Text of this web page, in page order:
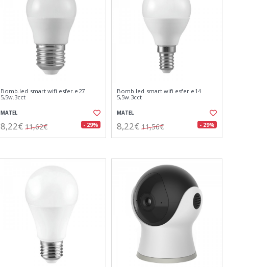
Bomb.led smart wifi esfer.e27
5,5w.3cct
MATEL
8,22€ 11,62€ - 29%
Bomb.led smart wifi esfer.e14
5,5w.3cct
MATEL
8,22€ 11,56€ - 29%